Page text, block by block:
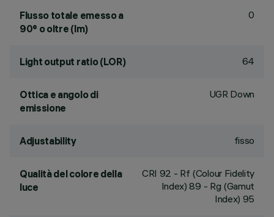
Flusso totale emesso a
90° o oltre (lm)
0
Light output ratio (LOR) 64
Ottica e angolo di
emissione
UGR Down
Adjustability fisso
Qualità del colore della
luce
CRI 92 - Rf (Colour Fidelity
Index) 89 - Rg (Gamut
Index) 95